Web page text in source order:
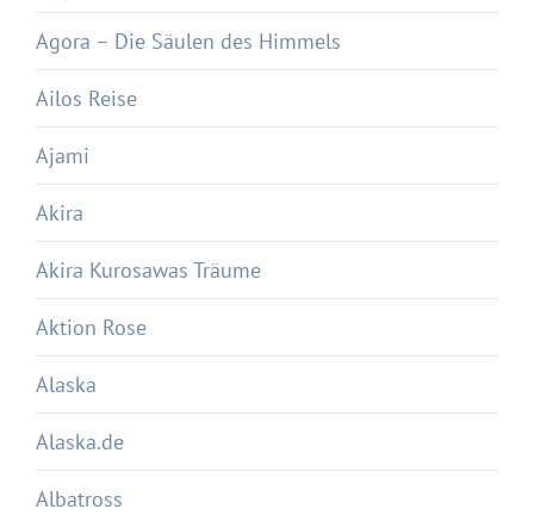
Agora – Die Säulen des Himmels
Ailos Reise
Ajami
Akira
Akira Kurosawas Träume
Aktion Rose
Alaska
Alaska.de
Albatross